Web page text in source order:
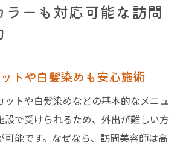
ラーも対応可能な訪問
トや白髪染めも安心施術
ットや白髪染めなどの基本的なメニュ
設で受けられるため、外出が難しい方
可能です。なぜなら、訪問美容師は高